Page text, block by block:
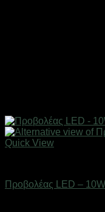
Quick View
Προβολέας LED –